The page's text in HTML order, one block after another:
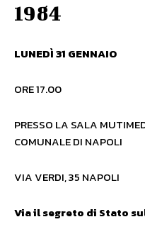
1984
LUNEDÌ 31 GENNAIO
ORE 17.00
PRESSO LA SALA
COMUNALE DI NAPOLI
VIA VERDI, 35 NAPOLI
Via il segreto di Stato